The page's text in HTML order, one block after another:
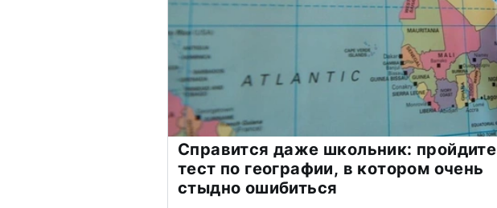
Справится даже школьник: пройдите
тест по географии, в котором очень
стыдно ошибиться